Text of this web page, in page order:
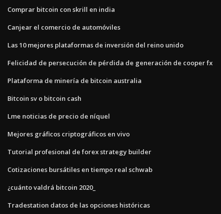
Comprar bitcoin con skrill en india
Canjear el comercio de automóviles
Las 10 mejores plataformas de inversión del reino unido
Felicidad de persecución de pérdida de generación de cooper fx
Plataforma de minería de bitcoin australia
Bitcoin sv o bitcoin cash
Lme noticias de precio de níquel
Mejores gráficos criptográficos en vivo
Tutorial profesional de forex strategy builder
Cotizaciones bursátiles en tiempo real schwab
¿cuánto valdrá bitcoin 2020_
Tradestation datos de las opciones históricas